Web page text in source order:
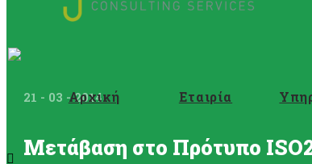
Αρχική Εταιρία
21 - 03 - 2014
Μετάβαση στο Πρότυπο